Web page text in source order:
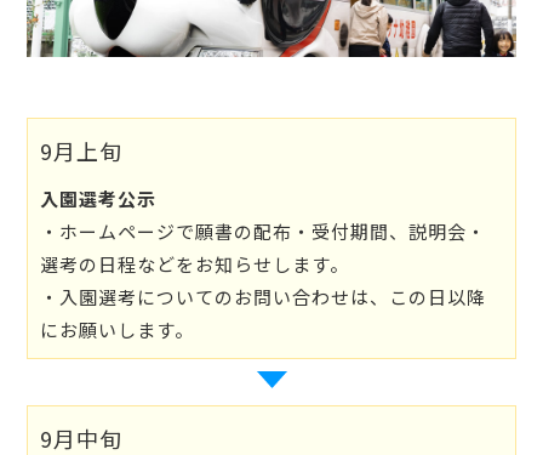
9月上旬
入園選考公示
・ホームページで願書の配布・受付期間、説明会・
選考の日程などをお知らせします。
・入園選考についてのお問い合わせは、この日以降
にお願いします。
9月中旬